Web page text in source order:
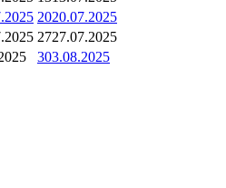
2020.07.2025
2727.07.2025
303.08.2025